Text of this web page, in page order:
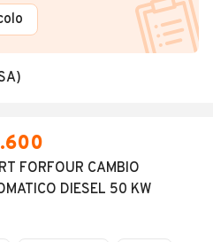
FORFOUR CAMBIO
DIESEL 50 KW